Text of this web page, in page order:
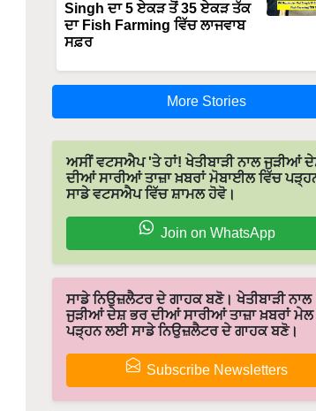
Singh ਦਾ 5 ਏਕੜ ਤੋਂ 35 ਏਕੜ ਤੱਕ
ਦਾ Fish Farming ਵਿੱਚ ਲਾਜਵਾਬ
ਸਫ਼ਰ
More Stories
ਅਸੀਂ ਵਟਸਐਪ 'ਤੇ ਹਾਂ! ਖੇਤੀਬਾੜੀ ਨਾਲ ਜੁੜੀਆਂ
ਦੀਆਂ ਸਾਰੀਆਂ ਤਾਜ਼ਾ ਖ਼ਬਰਾਂ ਮੋਬਾਈਲ ਵਿੱਚ
ਸਾਡੇ ਵਟਸਐਪ ਵਿੱਚ ਸ਼ਾਮਲ ਹੋਵੋ।
Join on WhatsApp
ਸਾਡੇ ਨਿਉਜ਼ਲੈਟਰ ਦੇ ਗਾਹਕ ਬਣੋ। ਖੇਤੀਬਾੜੀ ਨਾਲ
ਜੁੜੀਆਂ ਦੇਸ਼ ਭਰ ਦੀਆਂ ਸਾਰੀਆਂ ਤਾਜ਼ਾ ਖ਼ਬਰਾਂ
ਪੜ੍ਹਨ ਲਈ ਸਾਡੇ ਨਿਉਜ਼ਲੈਟਰ ਦੇ ਗਾਹਕ ਬਣੋ।
Subscribe Newsletters